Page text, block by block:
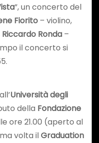
”, un concerto del
Fiorito– violino,
Riccardo Ronda–
il concerto si
Università degli
della Fondazione
ore 21.00 (aperto al
volta ilGraduation